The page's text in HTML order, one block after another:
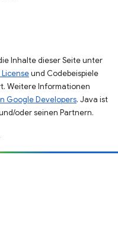
Inhalte dieser Seite unter
und Codebeispiele
Weitere Informationen
Google Developers. Java ist
oder seinen Partnern.